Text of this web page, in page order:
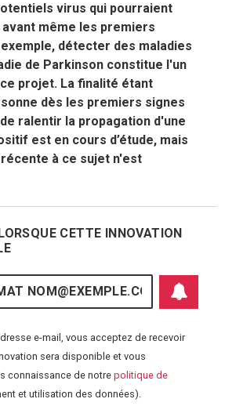
virus qui pourraient
avant même les premiers
détecter des maladies
de Parkinson constitue l'un
projet. La finalité étant
dès les premiers signes
ralentir la propagation d'une
est en cours d’étude, mais
à ce sujet n'est
CETTE INNOVATION
e-mail, vous acceptez de recevoir
sera disponible et vous
connaissance de notre politique de
et utilisation des données).